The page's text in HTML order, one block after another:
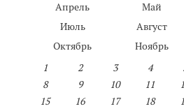
Апрель
Май
Июль
Август
Октябрь
Ноябрь
1
2 3 4
8
9 10 11
15
16 17 18